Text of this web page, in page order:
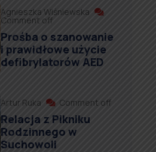
Agnieszka Wiśniewska
Comment off
Prośba o szanowanie
i prawidłowe użycie
defibrylatorów AED
Artur Ruka Comment off
Relacja z Pikniku
Rodzinnego w
Suchowoli